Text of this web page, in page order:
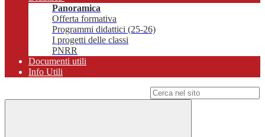
Panoramica
Offerta formativa
Programmi didattici (25-26)
I progetti delle classi
PNRR
Documenti utili
Info Utili